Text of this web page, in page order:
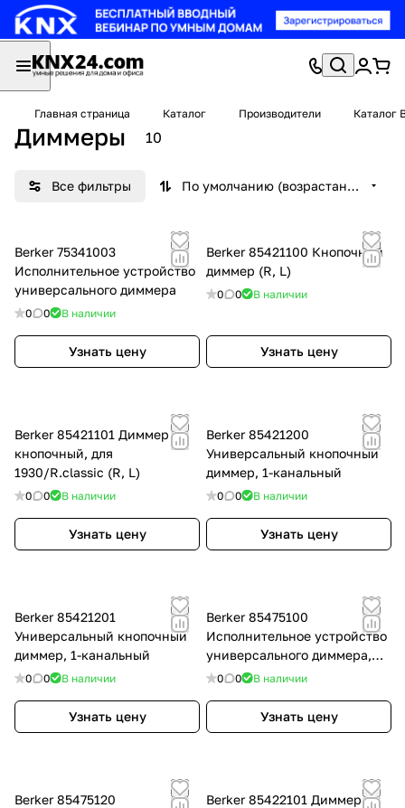
Главная страница Каталог Производители Каталог
Диммеры 10
Все фильтры По умолчанию (возрастание)
Berker 75341003
Исполнительное устройство
универсального диммера
0 0 В наличии
Узнать цену
Berker 85421100 Кнопочный
диммер (R, L)
0 0 В наличии
Узнать цену
Berker 85421101 Диммер
кнопочный, для
1930/R.classic (R, L)
0 0 В наличии
Узнать цену
Berker 85421200
Универсальный кнопочный
диммер, 1-канальный
0 0 В наличии
Узнать цену
Berker 85421201
Универсальный кнопочный
диммер, 1-канальный
0 0 В наличии
Узнать цену
Berker 85475100
Исполнительное устройство
универсального диммера,
радиошина
0 0 В наличии
Узнать цену
Berker 85475120
Berker 85422101 Диммер